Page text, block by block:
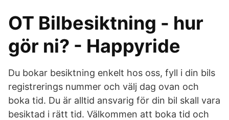
OT Bilbesiktning - hur
gör ni? - Happyride
Du bokar besiktning enkelt hos oss, fyll i din bils
registrerings nummer och välj dag ovan och
boka tid. Du är alltid ansvarig för din bil skall vara
besiktad i rätt tid. Välkommen att boka tid och